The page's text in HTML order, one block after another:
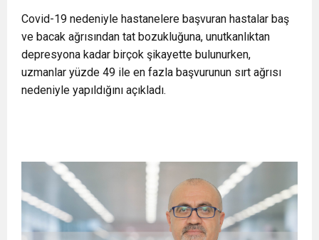
buluşturdu
11:36 Hareketsiz yaşam diyabete neden oluyor
11:32 Dr. Öcük, karın germe estetiği ile ilgili bilgi verdi
Covid-19 nedeniyle hastanelere başvuran hastalar baş
ve bacak ağrısından tat bozukluğuna, unutkanlıktan
depresyona kadar birçok şikayette bulunurken,
uzmanlar yüzde 49 ile en fazla başvurunun sırt ağrısı
nedeniyle yapıldığını açıkladı.